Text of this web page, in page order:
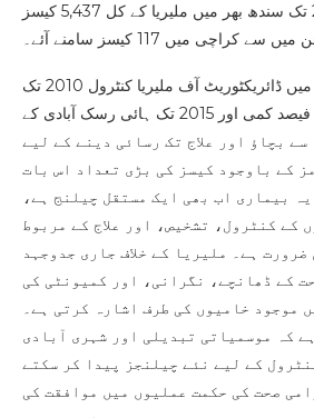
جنوری سے 7 مارچ 2025 تک سندھ بھر میں ملیریا کے کل 5,437 کیسز
وزارت قومی صحت میں ڈائریکٹوریٹ آف ملیریا کنٹرول 2010 تک
ملیریا کے بوجھ میں 50 فیصد کمی اور 2015 تک ہائی رسک آبادی کے
سے بچاؤ اور علاج تک رسائی دینے کے لیے
کے باوجود کیسز کی بڑی تعداد اس بات
بیماری اب بھی ایک مستقل چیلنج ہے،
کے کنٹرول، تشخیص، اور علاج کے مربوط
ہے۔ ملیریا کے خلاف جاری جدوجہد
کے ڈھانچے، نگرانی، اور کمیونٹی کی
موجود خامیوں کی طرف اشارہ کرتی ہے۔
کہ موسمیاتی تبدیلی اور شہری آبادی
کے لیے نئے چیلنجز پیدا کر سکتے
صحت کی حکمت عملیوں میں موافقت کی